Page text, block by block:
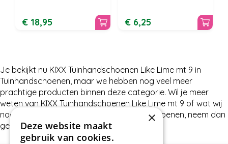
€ 18,95 € 6,25
Je bekijkt nu KIXX Tuinhandschoenen Like Lime mt 9 in
Tuinhandschoenen, maar we hebben nog veel meer
prachtige producten binnen deze categorie. Wil je meer
weten van KIXX Tuinhandschoenen Like Lime mt 9 of wat wij
nog meer te bieden hebben in Tuinhandschoenen, neem dan
gerust contact met ons op.
×
Deze website maakt
gebruik van cookies.